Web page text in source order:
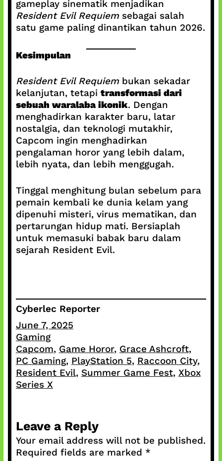
gameplay sinematik menjadikan
Resident Evil Requiemsebagai salah
satu game paling dinantikan tahun 2026.
Kesimpulan
Resident Evil Requiembukan sekadar
kelanjutan, tetapi transformasi dari
sebuah waralaba ikonik. Dengan
menghadirkan karakter baru, latar
nostalgia, dan teknologi mutakhir,
Capcom ingin menghadirkan
pengalaman horor yang lebih dalam,
lebih nyata, dan lebih menggugah.
Tinggal menghitung bulan sebelum para
pemain kembali ke dunia kelam yang
dipenuhi misteri, virus mematikan, dan
pertarungan hidup mati. Bersiaplah
untuk memasuki babak baru dalam
sejarah Resident Evil.
Cyberlec Reporter
June 7, 2025
Gaming
Capcom, Game Horor, Grace Ashcroft ,
PC Gaming, PlayStation 5, Raccoon City ,
Resident Evil, Summer Game Fest, Xbox
Series X
Leave a Reply
Your email address will not be published.
Required fields are marked *